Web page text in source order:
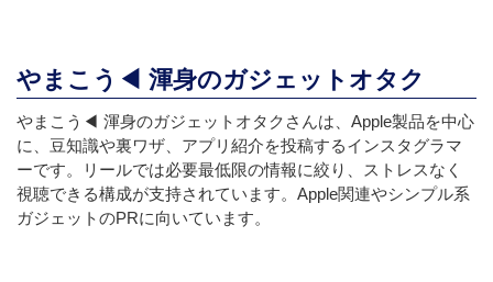
やまこう◀︎ 渾身のガジェットオタク
やまこう◀︎ 渾身のガジェットオタクさんは、Apple製品を中心
に、豆知識や裏ワザ、アプリ紹介を投稿するインスタグラマ
ーです。リールでは必要最低限の情報に絞り、ストレスなく
視聴できる構成が支持されています。Apple関連やシンプル系
ガジェットのPRに向いています。